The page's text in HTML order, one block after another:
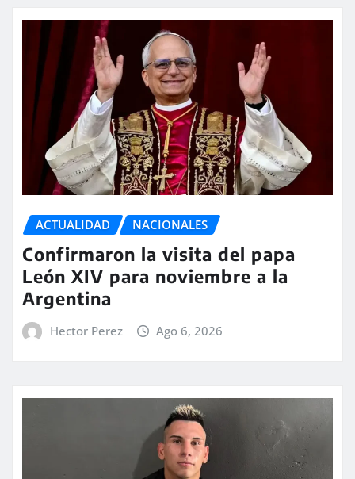
ACTUALIDAD NACIONALES
Confirmaron la visita del papa
León XIV para noviembre a la
Argentina
Hector Perez Ago 6, 2026